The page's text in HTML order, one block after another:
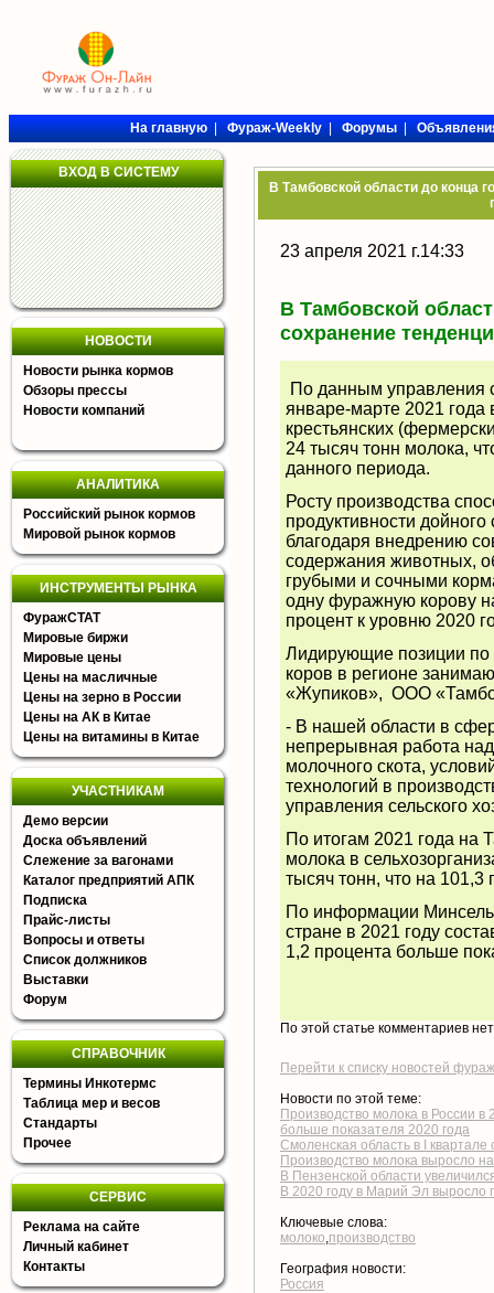
На главную|Фураж-Weekly|Форумы|
ВХОД В СИСТЕМУ
НОВОСТИ
Новости рынка кормов
Обзоры прессы
Новости компаний
АНАЛИТИКА
Российский рынок кормов
Мировой рынок кормов
ИНСТРУМЕНТЫ РЫНКА
ФуражСТАТ
Мировые биржи
Мировые цены
Цены на масличные
Цены на зерно в России
Цены на АК в Китае
Цены на витамины в Китае
УЧАСТНИКАМ
Демо версии
Доска объявлений
Слежение за вагонами
Каталог предприятий АПК
Подписка
Прайс-листы
Вопросы и ответы
Список должников
Выставки
Форум
СПРАВОЧНИК
Термины Инкотермс
Таблица мер и весов
Стандарты
Прочее
СЕРВИС
Реклама на сайте
Личный кабинет
Контакты
В Тамбовской области до конца
23 апреля 2021 г.14:33
В Тамбовской
сохранение
По данным управления
январе-марте 2021 года
крестьянских
24 тысяч тонн молока,
данного периода.
Росту производства
продуктивности
благодаря внедрению
содержания животных,
грубыми и сочными
одну фуражную корову
процент к уровню 2020
Лидирующие позиции по
коров в регионе
«Жупиков», ООО
- В нашей области в
непрерывная работа
молочного скота,
технологий в
управления сельского
По итогам 2021 года на
молока в
тысяч тонн, что на 101,3
По информации
стране в 2021 году
1,2 процента больше
По этой статье комментариев
Перейти к списку новостей
Новости по этой теме:
Производство молока в России в
больше показателя 2020 года
Смоленская область в I
Производство молока выросло
В Пензенской области
В 2020 году в Марий Эл выросло
Ключевые слова:
молоко,производство
География новости:
Россия